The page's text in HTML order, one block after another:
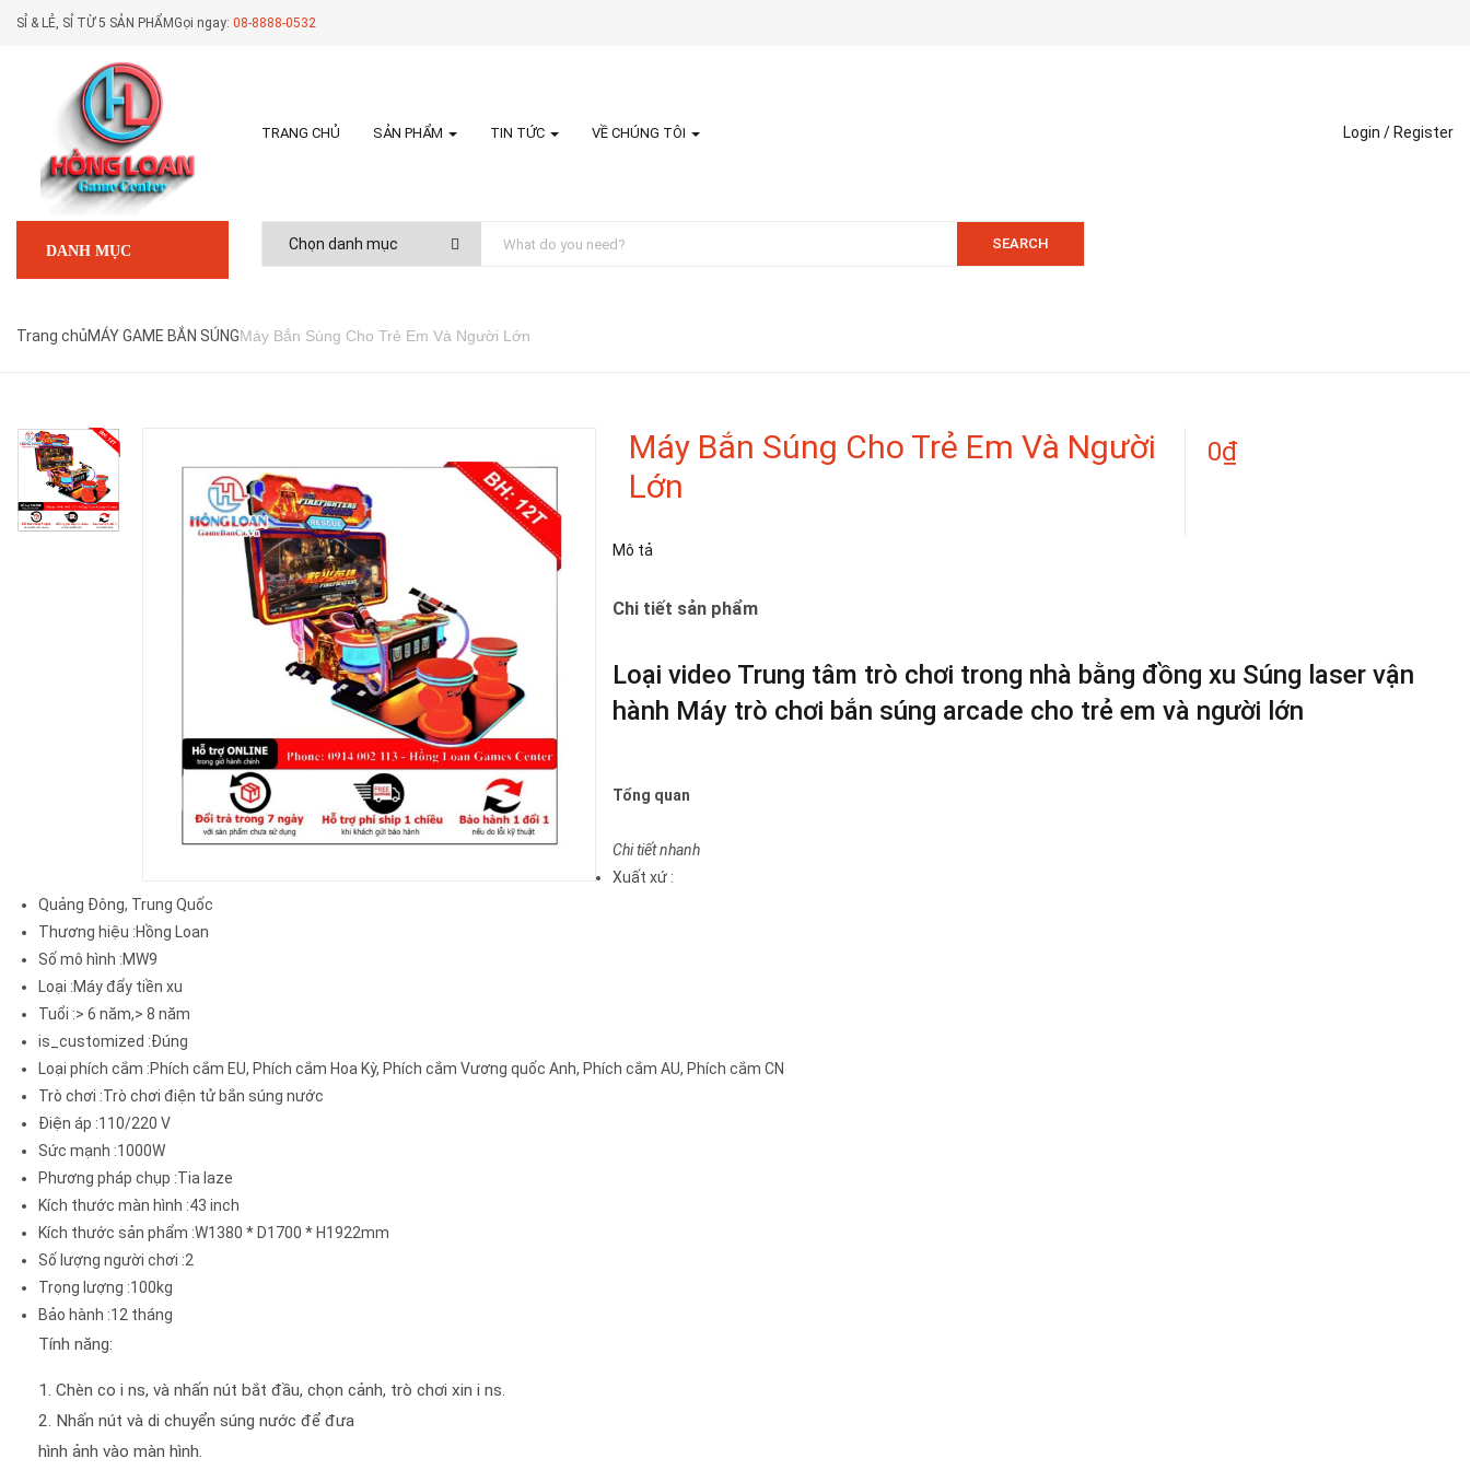
SỈ & LẺ, SỈ TỪ 5 SẢN PHẨM Gọi ngay: 08-8888-0532
TRANG CHỦ SẢN PHẨM TIN TỨC VỀ CHÚNG TÔI Login / Register
DANH MỤC SEARCH
Trang chủMÁY GAME BẮN SÚNGMáy Bắn Súng Cho Trẻ Em Và Người Lớn
Máy Bắn Súng Cho Trẻ Em Và Người
Lớn
0₫
Mô tả
Chi tiết sản phẩm
Loại video Trung tâm trò chơi trong nhà bằng đồng xu Súng laser vận
hành Máy trò chơi bắn súng arcade cho trẻ em và người lớn
Tổng quan
Chi tiết nhanh
Xuất xứ :
Quảng Đông, Trung Quốc
Thương hiệu :Hồng Loan
Số mô hình :MW9
Loại :Máy đẩy tiền xu
Tuổi :> 6 năm,> 8 năm
is_customized :Đúng
Loại phích cắm :Phích cắm EU, Phích cắm Hoa Kỳ, Phích cắm Vương quốc Anh, Phích cắm AU, Phích cắm CN
Trò chơi :Trò chơi điện tử bắn súng nước
Điện áp :110/220 V
Sức mạnh :1000W
Phương pháp chụp :Tia laze
Kích thước màn hình :43 inch
Kích thước sản phẩm :W1380 * D1700 * H1922mm
Số lượng người chơi :2
Trọng lượng :100kg
Bảo hành :12 tháng
Tính năng:
1. Chèn co i ns, và nhấn nút bắt đầu, chọn cảnh, trò chơi xin i ns.
2. Nhấn nút và di chuyển súng nước để đưa
hình ảnh vào màn hình.